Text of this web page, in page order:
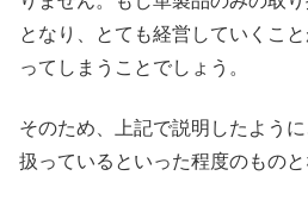
となり、とても経営していくこ
ってしまうことでしょう。
そのため、上記で説明したよう
扱っているといった程度のものと